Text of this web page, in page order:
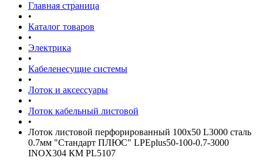
Главная страница
•
Каталог товаров
•
Электрика
•
Кабеленесущие системы
•
Лоток и аксессуары
•
Лоток кабельный листовой
•
Лоток листовой перфорированный 100х50 L3000 сталь
0.7мм "Стандарт ПЛЮС" LPEplus50-100-0.7-3000
INOX304 КМ PL5107